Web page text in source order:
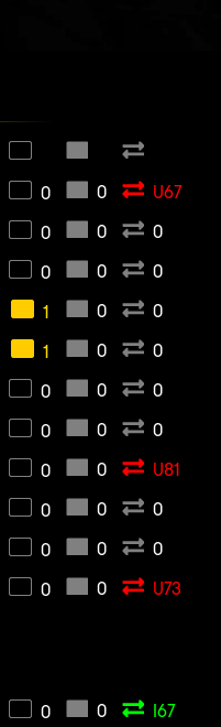
0 0
U67
0 0
0
0 0
0
1 0
0
1 0
0
0 0
0
0 0
0
0 0
U81
0 0
0
0 0
0
0 0 U73
0 0
I67